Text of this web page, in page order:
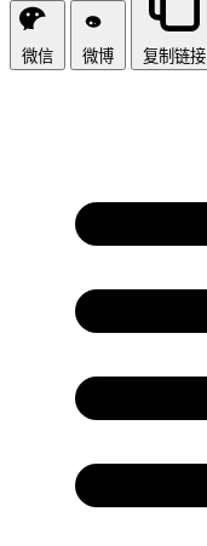
微信 微博 复制链接